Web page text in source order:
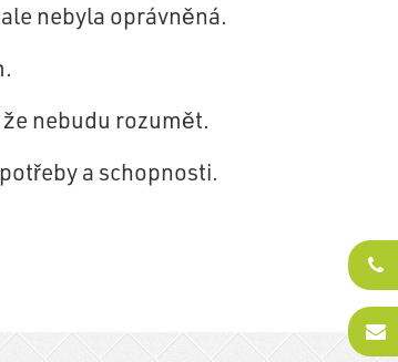
nebyla oprávněná.
nebudu rozumět.
a schopnosti.